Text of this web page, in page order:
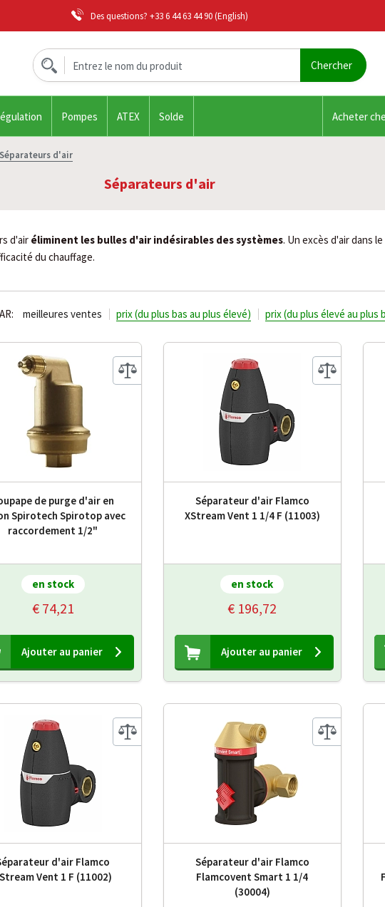
Des questions? +33 6 44 63 44 90(English)
Pompes ATEX Solde Acheter
Séparateurs d'air
Séparateurs d'air
d'air éliminent les bulles d'air indésirables des systèmes. Un excès d'air dans
du chauffage.
meilleures ventes prix (du plus bas au plus élevé) prix (du plus élevé au plus
de purge d'air en
Spirotech Spirotop avec
raccordement 1/2"
en stock
€ 74,21
Ajouter au panier
Séparateur d'air Flamco
XStream Vent 1 1/4 F (11003)
en stock
€ 196,72
Ajouter au panier
d'air Flamco
Vent 1 F (11002)
Séparateur d'air Flamco
Flamcovent Smart 1 1/4
(30004)